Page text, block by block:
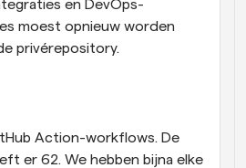
en DevOps-
moest opnieuw worden
privérepository.
Action-workflows. De
er 62. We hebben bijna elke